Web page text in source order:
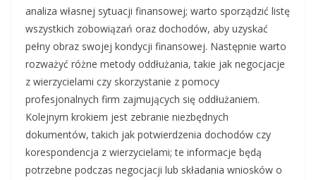
analiza własnej sytuacji finansowej; warto sporządzić listę
wszystkich zobowiązań oraz dochodów, aby uzyskać
pełny obraz swojej kondycji finansowej. Następnie warto
rozważyć różne metody oddłużania, takie jak negocjacje
z wierzycielami czy skorzystanie z pomocy
profesjonalnych firm zajmujących się oddłużaniem.
Kolejnym krokiem jest zebranie niezbędnych
dokumentów, takich jak potwierdzenia dochodów czy
korespondencja z wierzycielami; te informacje będą
potrzebne podczas negocjacji lub składania wniosków o